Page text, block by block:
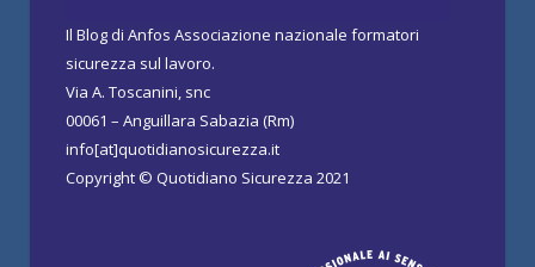
Il Blog di Anfos Associazione nazionale formatori
sicurezza sul lavoro.
Via A. Toscanini, snc
00061 – Anguillara Sabazia (Rm)
info[at]quotidianosicurezza.it
Copyright © Quotidiano Sicurezza 2021